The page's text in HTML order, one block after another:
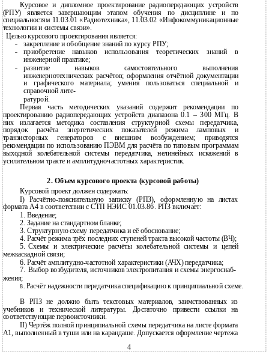
Курсовое и дипломное проектирование радиопередающих устройств
(РПУ) является завершающим этапом обучения по дисциплине и по
специальностям 11.03.01 «Радиотехника», 11.03.02 «Инфокоммуникационные
технологии и системы связи».
Целью курсового проектирования является:
˗
закрепление и обобщение знаний по курсу РПУ;
˗
приобретение навыков использования теоретических знаний в
инженерной практике;
˗
развитие навыков самостоятельного выполнения
инженернотехнических расчётов; оформления отчётной документации
и графического материала; умения пользоваться специальной и
справочной лите-
ратурой.
Первая часть методических указаний содержит рекомендации по
проектированию радиопередающих устройств диапазона 0.1 – 300 МГц. В
них излагается методика составления структурной схемы передатчика,
порядок расчёта энергетических показателей режима ламповых и
транзисторных генераторов с внешним возбуждением; приводятся
рекомендации по использованию ПЭВМ для расчёта по типовым программам
выходной колебательной системы передатчика, нелинейных искажений в
усилительном тракте и амплитудночастотных характеристик.
2. Объем курсового проекта (курсовой работы)
Курсовой проект должен содержать:
I) Расчётно-пояснительную записку (РПЗ), оформленную на листах
формата А4 в соответствии с СТП НЭИС 01.03.86. РПЗ включает:
1. Введение;
2. Задание на стандартном бланке;
3. Структурную схему передатчика и её обоснование;
4. Расчёт режима трёх последних ступеней тракта высокой частоты (ВЧ);
5. Схемы и электрические расчёты колебательной системы и цепей
межкаскадной связи;
6. Расчётамплитудно-частотной характеристики (АЧХ) передатчика;
7. Выбор возбудителя, источников электропитания и схемы энергоснаб-
жения;
8. Расчёт надежности передатчика спецификацию к принципиальной схеме.
В РПЗ не должно быть текстовых материалов, заимствованных из
учебников и технической литературы. Достаточно привести ссылки на
соответствующие первоисточники.
II) Чертёж полной принципиальной схемы передатчика на листе формата
А1, выполненный в туши или на карандаше. Допускается оформление чертежа
4